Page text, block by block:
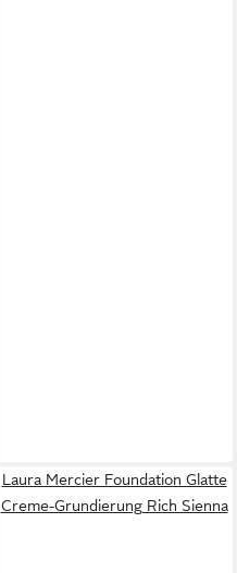
Laura Mercier Foundation Glatte
Creme-Grundierung Rich Sienna